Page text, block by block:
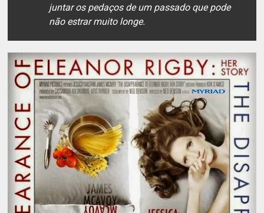
juntar os pedaços de um passado que pode
não estrar muito longe.